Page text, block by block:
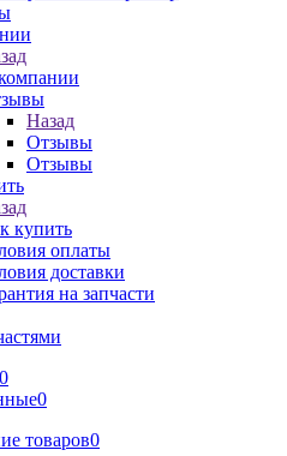
Назад
Отзывы
Отзывы
купить
оплаты
доставки
на запчасти
0
0
товаров0